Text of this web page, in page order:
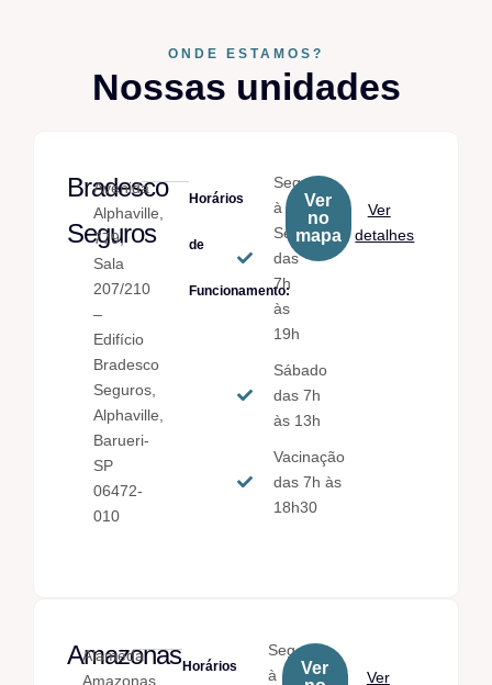
ONDE ESTAMOS?
Nossas unidades
Bradesco
Seguros
Avenida
Alphaville,
779,
Sala
207/210
–
Edifício
Bradesco
Seguros,
Alphaville,
Barueri-
SP
06472-
010
Horários
de
Funcionamento:
Seg.
à
Sex.
das
7h
às
19h
Sábado
das 7h
às 13h
Vacinação
das 7h às
18h30
Ver
no
mapa
Ver
detalhes
Amazonas
Alameda
Amazonas,
Horários
Seg.
à
Ver
Ver